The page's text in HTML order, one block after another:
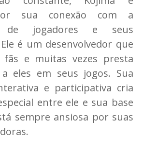
sua conexão com a
de jogadores e seus
é um desenvolvedor que
fãs e muitas vezes presta
a eles em seus jogos. Sua
e participativa cria
entre ele e sua base
sempre ansiosa por suas